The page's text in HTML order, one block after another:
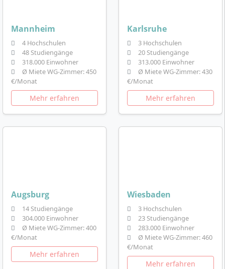
Mannheim
4 Hochschulen
48 Studiengänge
318.000 Einwohner
Ø Miete WG-Zimmer: 450
€/Monat
Mehr erfahren
Karlsruhe
3 Hochschulen
20 Studiengänge
313.000 Einwohner
Ø Miete WG-Zimmer: 430
€/Monat
Mehr erfahren
Augsburg
14 Studiengänge
304.000 Einwohner
Ø Miete WG-Zimmer: 400
€/Monat
Mehr erfahren
Wiesbaden
3 Hochschulen
23 Studiengänge
283.000 Einwohner
Ø Miete WG-Zimmer: 460
€/Monat
Mehr erfahren